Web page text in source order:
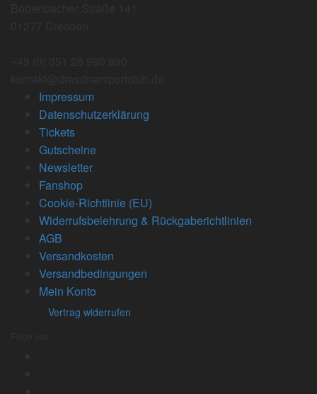
Impressum
Datenschutzerklärung
Tickets
Gutscheine
Newsletter
Fanshop
Cookie-Richtlinie (EU)
Widerrufsbelehrung & Rückgaberichtlinien
AGB
Versandkosten
Versandbedingungen
Mein Konto
Vertrag widerrufen